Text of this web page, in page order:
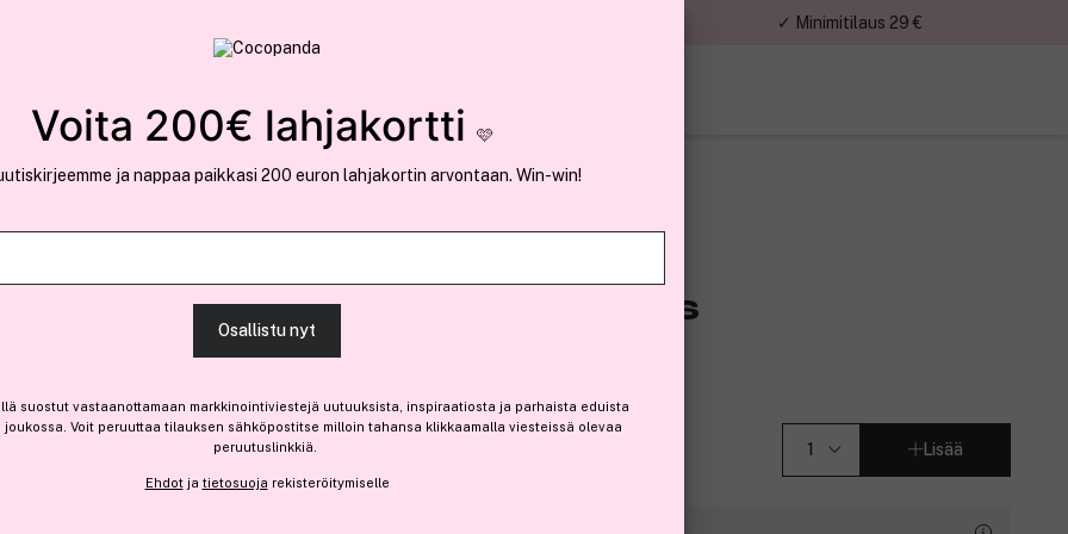
✓ Minimitilaus 29 €
Anastasia Beverly Hills
Impeccable Foundation 35 ml – 7N
-27% Vain 2 varastossa
31,45 € Lisää
Voita 200€ lahjakortti 🩷
ja nappaa paikkasi 200 euron lahjakortin arvontaan. Win-win!
Osallistu nyt
suostut vastaanottamaan markkinointiviestejä uutuuksista, inspiraatiosta ja parhaista eduista
joukossa. Voit peruuttaa tilauksen sähköpostitse milloin tahansa klikkaamalla viesteissä olevaa
peruutuslinkkiä.
Ehdotja tietosuoja rekisteröitymiselle